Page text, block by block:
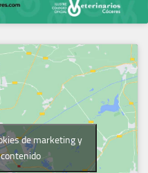
de marketing y